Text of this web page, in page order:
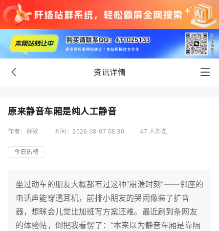
资讯详情
原来静音车厢是纯人工静音
作者：铎敏 时间：2026-08-07 08:30 47 人浏览
今日热榜
坐过动车的朋友大概都有过这种“崩溃时刻”——邻座的
电话声能穿透耳机，前排小朋友的哭闹像装了扩音
器，想眯会儿觉比加班写方案还难。最近刷到条网友
的体验帖，倒把我看愣了：“本来以为静音车厢是靠隔